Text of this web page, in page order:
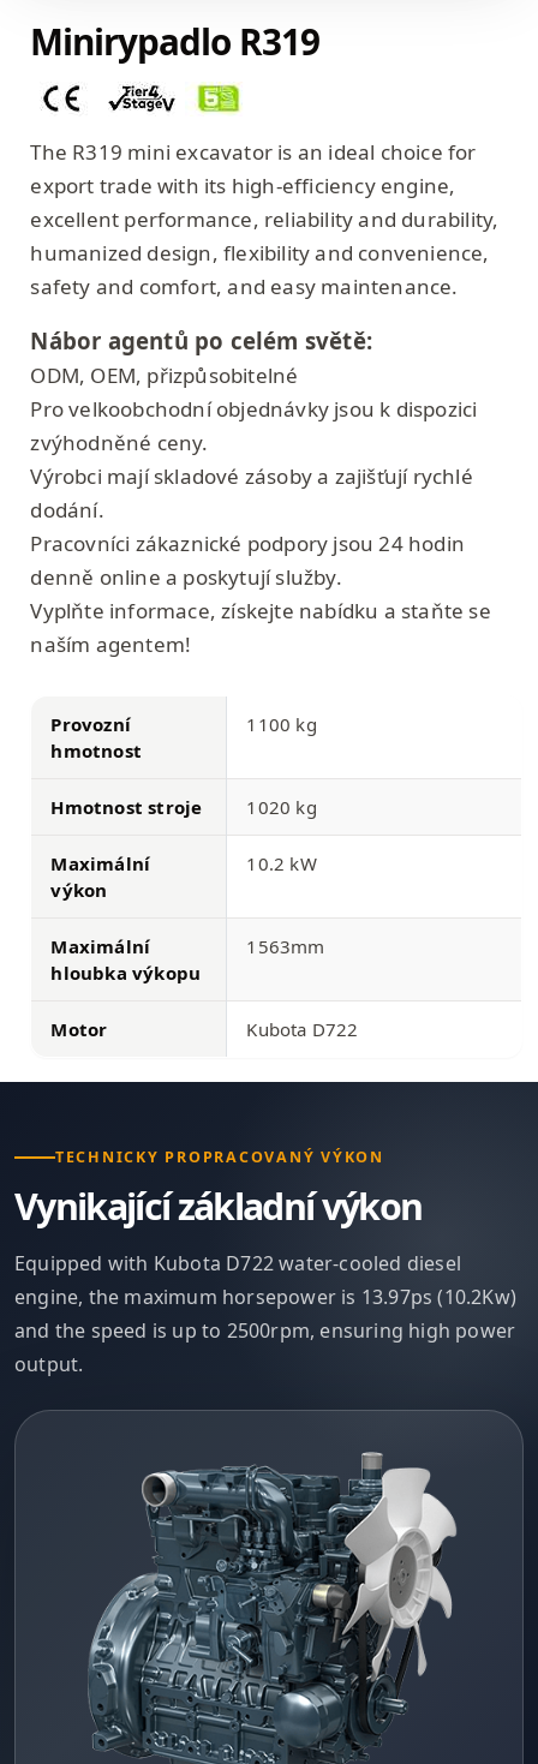
Minirypadlo R319
The R319 mini excavator is an ideal choice for
export trade with its high-efficiency engine,
excellent performance, reliability and durability,
humanized design, flexibility and convenience,
safety and comfort, and easy maintenance.
Nábor agentů po celém světě:
ODM, OEM, přizpůsobitelné
Pro velkoobchodní objednávky jsou k dispozici
zvýhodněné ceny.
Výrobci mají skladové zásoby a zajišťují rychlé
dodání.
Pracovníci zákaznické podpory jsou 24 hodin
denně online a poskytují služby.
Vyplňte informace, získejte nabídku a staňte se
naším agentem!
Provozní
hmotnost
1100 kg
Hmotnost stroje 1020 kg
Maximální
výkon
10.2 kW
Maximální
hloubka výkopu
1563mm
Motor Kubota D722
TECHNICKY PROPRACOVANÝ VÝKON
Vynikající základní výkon
Equipped with Kubota D722 water-cooled diesel
engine, the maximum horsepower is 13.97ps (10.2Kw)
and the speed is up to 2500rpm, ensuring high power
output.